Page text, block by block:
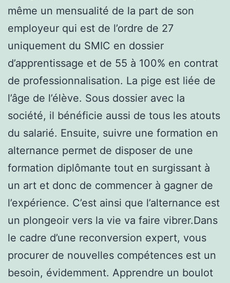
même un mensualité de la part de son
employeur qui est de l’ordre de 27
uniquement du SMIC en dossier
d’apprentissage et de 55 à 100% en contrat
de professionnalisation. La pige est liée de
l’âge de l’élève. Sous dossier avec la
société, il bénéficie aussi de tous les atouts
du salarié. Ensuite, suivre une formation en
alternance permet de disposer de une
formation diplômante tout en surgissant à
un art et donc de commencer à gagner de
l’expérience. C’est ainsi que l’alternance est
un plongeoir vers la vie va faire vibrer.Dans
le cadre d’une reconversion expert, vous
procurer de nouvelles compétences est un
besoin, évidemment. Apprendre un boulot